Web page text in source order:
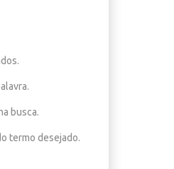
busca.
termo desejado.